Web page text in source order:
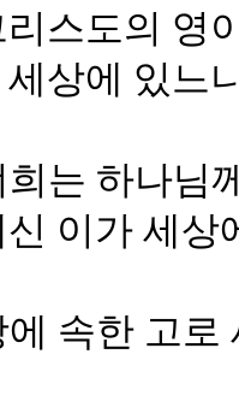
스도의 영
상에 있느
는 하나님
이가 세
속한 고로